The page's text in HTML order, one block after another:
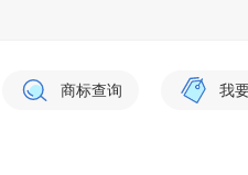
商标查询 我